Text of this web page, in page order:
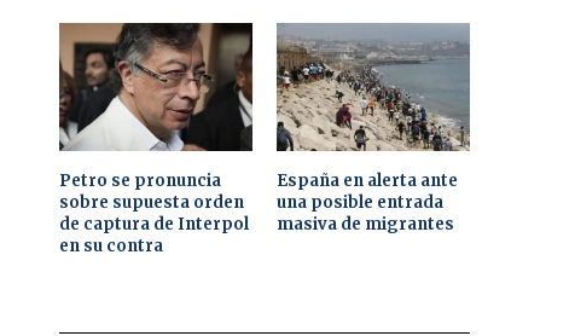
Petro se pronuncia
sobre supuesta orden
de captura de Interpol
en su contra
España en alerta ante
una posible entrada
masiva de migrantes